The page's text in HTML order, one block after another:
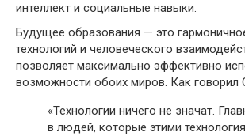
интеллект и социальные навыки.
Будущее образования — это
технологий и человеческого
позволяет максимально эффективно
возможности обоих миров. Как говорил
«Технологии ничего не значат.
в людей, которые этими